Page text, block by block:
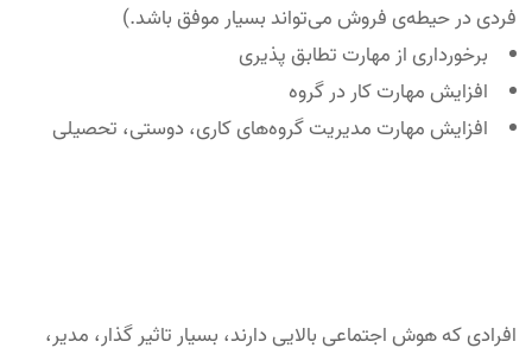
فردی در حیطه‌ی فروش می‌تواند بسیار موفق باشد.)
برخورداری از مهارت تطابق پذیری
افزایش مهارت کار در گروه
افزایش مهارت مدیریت گروه‌های کاری، دوستی، تحصیلی
افرادی که هوش اجتماعی بالایی دارند، بسیار تاثیر گذار، مدیر،